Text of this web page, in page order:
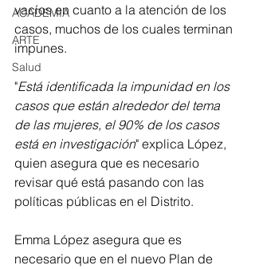
ACADEMIA
ARTE
Salud
vacíos en cuanto a la atención de los
casos, muchos de los cuales terminan
impunes.
"Está identificada la impunidad en los
casos que están alrededor del tema
de las mujeres, el 90% de los casos
está en investigación" explica López,
quien asegura que es necesario
revisar qué está pasando con las
políticas públicas en el Distrito.
Emma López asegura que es
necesario que en el nuevo Plan de